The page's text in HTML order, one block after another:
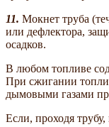
11. Мокнет труба
или дефлектора,
осадков.
В любом топливе
При сжигании
дымовыми газами
Если, проходя